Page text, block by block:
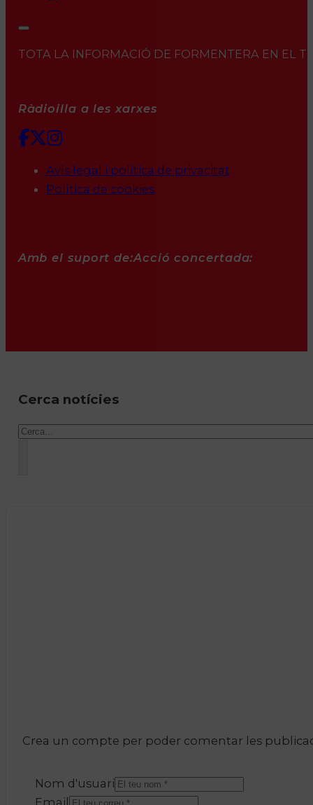
TOTA LA INFORMACIÓ DE FORMENTERA EN EL
Ràdioilla a les xarxes
Avís legal i política de privacitat
Política de cookies
Amb el suport de:Acció concertada:
Cerca notícies
Cercar
Crea un compte per poder comentar les
Nom d'usuari